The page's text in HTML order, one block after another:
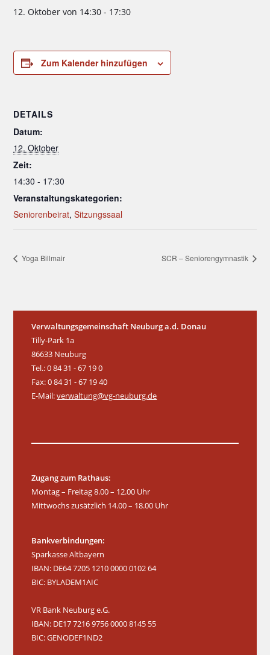
12. Oktober von 14:30 - 17:30
Zum Kalender hinzufügen
DETAILS
Datum:
12. Oktober
Zeit:
14:30 - 17:30
Veranstaltungskategorien:
Seniorenbeirat,Sitzungssaal
Yoga Billmair SCR – Seniorengymnastik
Verwaltungsgemeinschaft Neuburg a.d. Donau
Tilly-Park 1a
86633 Neuburg
Tel.: 0 84 31 - 67 19 0
Fax: 0 84 31 - 67 19 40
E-Mail:verwaltung@vg-neuburg.de
Zugang zum Rathaus:
Montag – Freitag 8.00 – 12.00 Uhr
Mittwochs zusätzlich 14.00 – 18.00 Uhr
Bankverbindungen:
Sparkasse Altbayern
IBAN: DE64 7205 1210 0000 0102 64
BIC: BYLADEM1AIC
VR Bank Neuburg e.G.
IBAN: DE17 7216 9756 0000 8145 55
BIC: GENODEF1ND2